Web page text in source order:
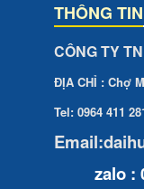
THÔNG TIN
CÔNG TY
ĐỊA CHỈ : Chợ
Tel: 0964 411
zalo :